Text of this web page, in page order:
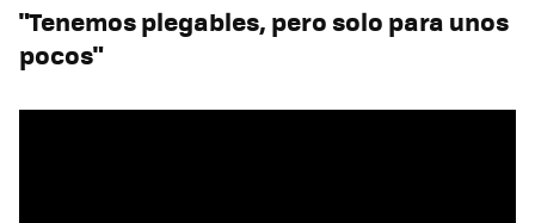
"Tenemos plegables, pero solo para unos
pocos"